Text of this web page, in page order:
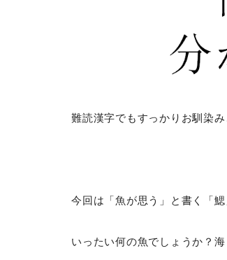
難読漢字でもすっかりお馴染
今回は「魚が思う」と書く「鰓
いったい何の魚でしょうか？